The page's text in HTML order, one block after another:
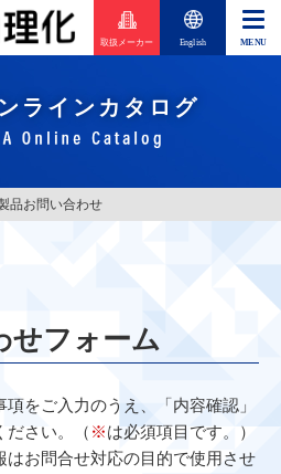
取扱メーカー English
ラインカタログ
品お問い合わせ
せフォーム
をご入力のうえ、「内容確認」
ださい。（ ※は必須項目です。）
はお問合せ対応の目的で使用させ